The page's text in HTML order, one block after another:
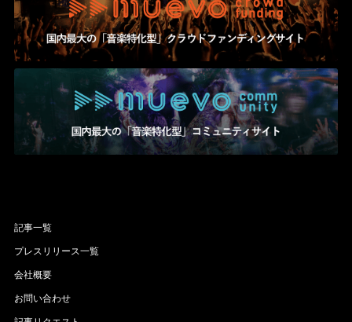
記事一覧
プレスリリース一覧
会社概要
お問い合わせ